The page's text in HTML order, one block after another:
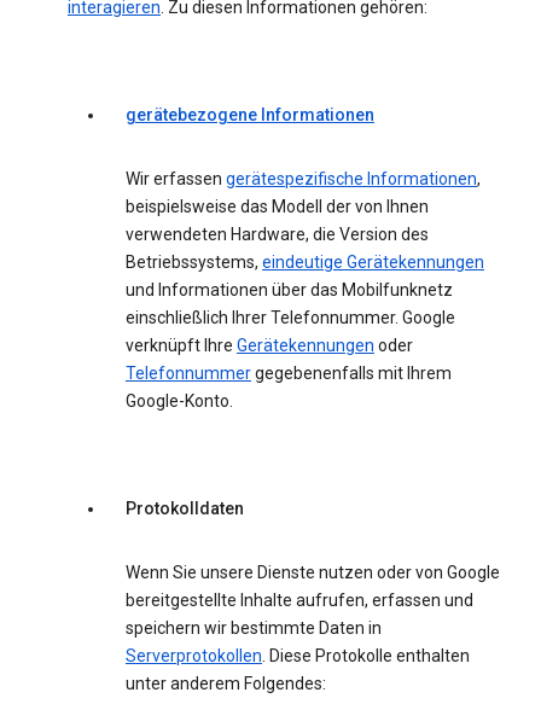
interagieren. Zu diesen Informationen gehören:
gerätebezogene Informationen
Wir erfassen gerätespezifische Informationen,
beispielsweise das Modell der von Ihnen
verwendeten Hardware, die Version des
Betriebssystems, eindeutige Gerätekennungen
und Informationen über das Mobilfunknetz
einschließlich Ihrer Telefonnummer. Google
verknüpft Ihre Gerätekennungen oder
Telefonnummergegebenenfalls mit Ihrem
Google-Konto.
Protokolldaten
Wenn Sie unsere Dienste nutzen oder von Google
bereitgestellte Inhalte aufrufen, erfassen und
speichern wir bestimmte Daten in
Serverprotokollen. Diese Protokolle enthalten
unter anderem Folgendes: